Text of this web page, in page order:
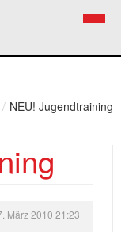
/ NEU! Jugendtraining
März 2010 21:23